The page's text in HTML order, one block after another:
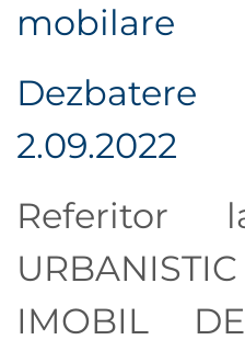
mobilare
2.09.2022
IMOBIL